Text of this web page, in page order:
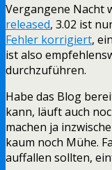
Vergangene Nacht
released, 3.02 ist
Fehler korrigiert,
ist also
durchzuführen.
Habe das Blog
kann, läuft auch
machen ja
kaum noch Mühe.
auffallen sollten,